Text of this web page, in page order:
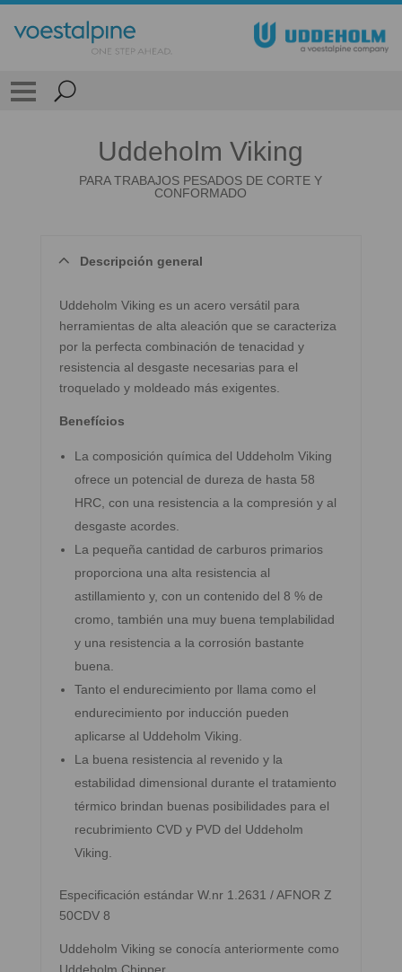
Uddeholm Viking
PARA TRABAJOS PESADOS DE CORTE Y
CONFORMADO
Descripción general
Uddeholm Viking es un acero versátil para
herramientas de alta aleación que se caracteriza
por la perfecta combinación de tenacidad y
resistencia al desgaste necesarias para el
troquelado y moldeado más exigentes.
Benefícios
La composición química del Uddeholm Viking
ofrece un potencial de dureza de hasta 58
HRC, con una resistencia a la compresión y al
desgaste acordes.
La pequeña cantidad de carburos primarios
proporciona una alta resistencia al
astillamiento y, con un contenido del 8 % de
cromo, también una muy buena templabilidad
y una resistencia a la corrosión bastante
buena.
Tanto el endurecimiento por llama como el
endurecimiento por inducción pueden
aplicarse al Uddeholm Viking.
La buena resistencia al revenido y la
estabilidad dimensional durante el tratamiento
térmico brindan buenas posibilidades para el
recubrimiento CVD y PVD del Uddeholm
Viking.
Especificación estándar W.nr 1.2631 / AFNOR Z
50CDV 8
Uddeholm Viking se conocía anteriormente como